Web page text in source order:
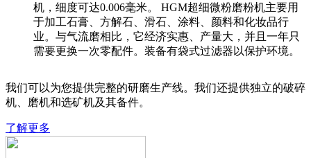
机，细度可达0.006毫米。 HGM超细微粉磨粉机主要用
于加工石膏、方解石、滑石、涂料、颜料和化妆品行
业。与气流磨相比，它经济实惠、产量大，并且一年只
需要更换一次零配件。装备有袋式过滤器以保护环境。
我们可以为您提供完整的研磨生产线。我们还提供独立的破碎
机、磨机和选矿机及其备件。
了解更多